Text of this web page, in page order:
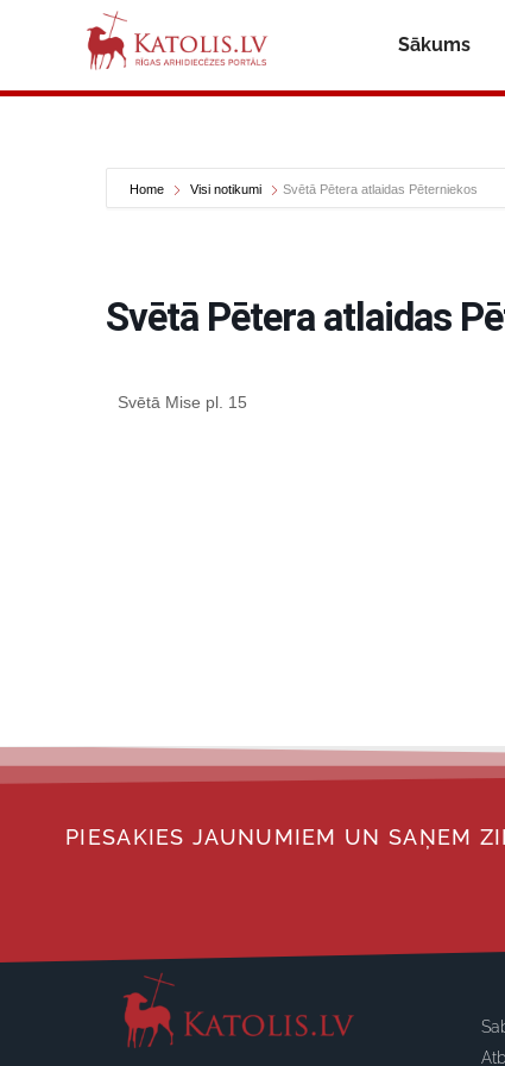
Sākums
Home Visi notikumi Svētā Pētera atlaidas Pēterniekos
Svētā Pētera atlaidas
Svētā Mise pl. 15
PIESAKIES JAUNUMIEM UN SAŅEM